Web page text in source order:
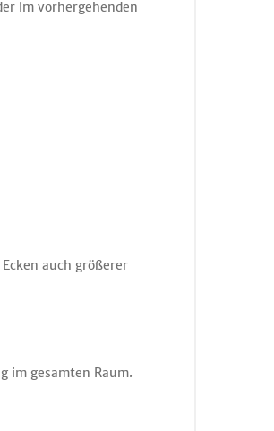
im vorhergehenden
auch größerer
im gesamten Raum.